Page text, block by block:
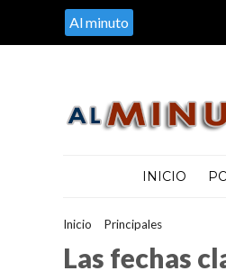
Al minuto
INICIO
Inicio Principales>
Las fechas